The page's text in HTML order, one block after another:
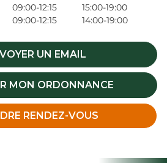
09:00-12:15
15:00-19:00
09:00-12:15 14:00-19:00
UN EMAIL
MON ORDONNANCE
RENDEZ-VOUS